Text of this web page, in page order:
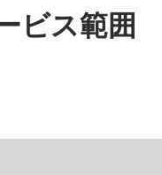
ビス範囲